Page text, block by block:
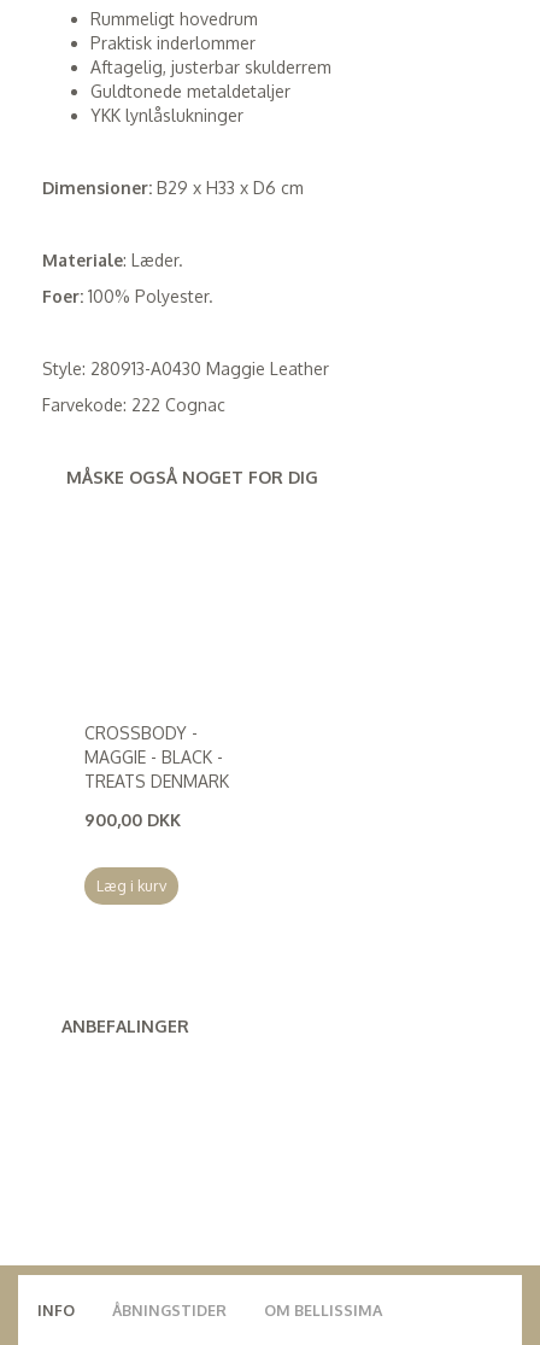
Rummeligt hovedrum
Praktisk inderlommer
Aftagelig, justerbar skulderrem
Guldtonede metaldetaljer
YKK lynlåslukninger
Dimensioner: B29 x H33 x D6 cm
Materiale: Læder.
Foer: 100% Polyester.
Style: 280913-A0430 Maggie Leather
Farvekode: 222 Cognac
MÅSKE OGSÅ NOGET FOR DIG
CROSSBODY -
MAGGIE - BLACK -
TREATS DENMARK
900,00 DKK
Læg i kurv
ANBEFALINGER
INFO ÅBNINGSTIDER OM BELLISSIMA